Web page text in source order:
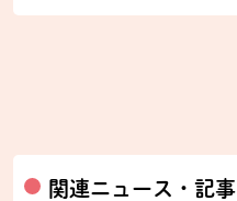
関連ニュース・記事